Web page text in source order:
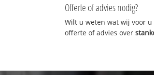
Offerte of advies nodig?
Wilt u weten wat wij voor
offerte of advies over